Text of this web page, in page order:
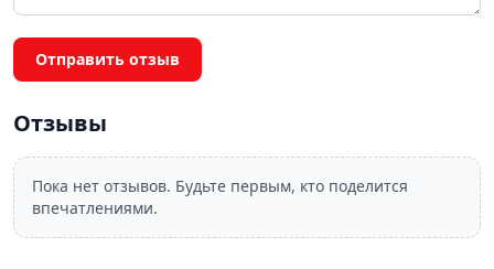
Отправить отзыв
Отзывы
Пока нет отзывов. Будьте первым, кто поделится
впечатлениями.